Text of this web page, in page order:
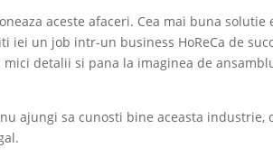
aceste afaceri. Cea mai buna solutie
un job intr-un business HoReCa de
detalii si pana la imaginea de
ajungi sa cunosti bine aceasta industrie,